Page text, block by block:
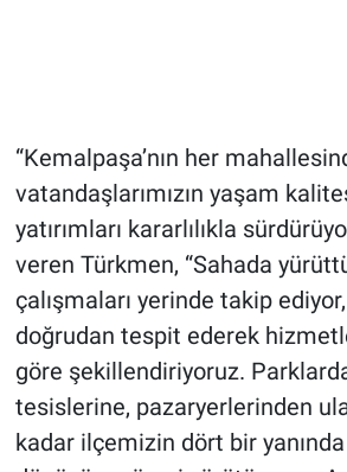
“Kemalpaşa’nın her
vatandaşlarımızın yaşam
yatırımları kararlılıkla
veren Türkmen, “Sahada
çalışmaları yerinde takip
doğrudan tespit ederek
göre şekillendiriyoruz.
tesislerine, pazaryerlerinden
kadar ilçemizin dört bir